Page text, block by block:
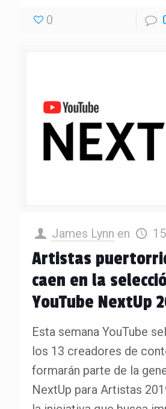
0
James Lynn en
Artistas
caen en la
YouTube NextUp
Esta semana YouTube
los 13 creadores de
formarán parte de la
NextUp para Artistas